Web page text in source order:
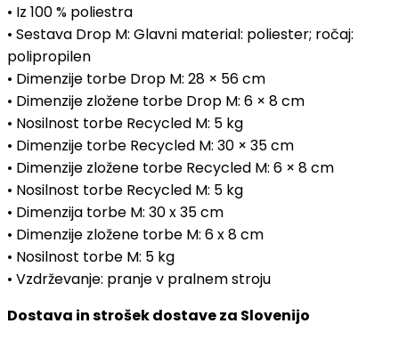
• Iz 100 % poliestra
• Sestava Drop M: Glavni material: poliester; ročaj:
polipropilen
• Dimenzije torbe Drop M: 28 × 56 cm
• Dimenzije zložene torbe Drop M: 6 × 8 cm
• Nosilnost torbe Recycled M: 5 kg
• Dimenzije torbe Recycled M: 30 × 35 cm
• Dimenzije zložene torbe Recycled M: 6 × 8 cm
• Nosilnost torbe Recycled M: 5 kg
• Dimenzija torbe M: 30 x 35 cm
• Dimenzije zložene torbe M: 6 x 8 cm
• Nosilnost torbe M: 5 kg
• Vzdrževanje: pranje v pralnem stroju
Dostava in strošek dostave za Slovenijo